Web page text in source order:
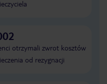
otrzymali zwrot kosztów
od rezygnacji